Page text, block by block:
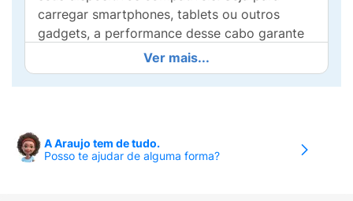
carregar smartphones, tablets ou outros
gadgets, a performance desse cabo garante
que você não perca tempo.
Além de sua alta taxa de transferência de
Acompanha um organizador para que você
possa manter sua área de trabalho sempre
Ver mais...
A Araujo tem de tudo.
Posso te ajudar de alguma forma?